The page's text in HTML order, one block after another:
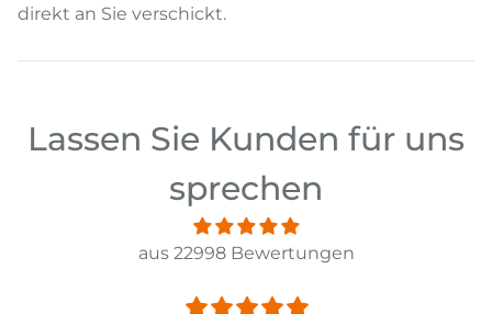
direkt an Sie verschickt.
Lassen Sie Kunden für uns
sprechen
aus 22998 Bewertungen